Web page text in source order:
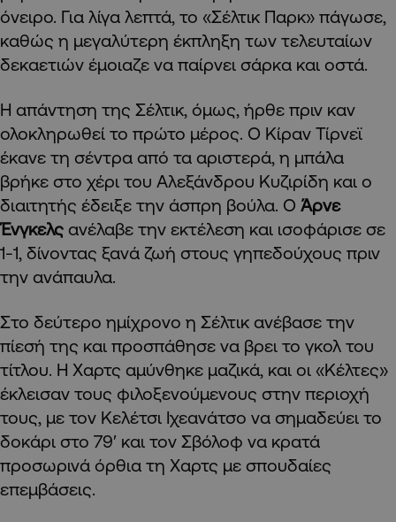
όνειρο. Για λίγα λεπτά, το «Σέλτικ Παρκ» πάγωσε,
καθώς η μεγαλύτερη έκπληξη των τελευταίων
δεκαετιών έμοιαζε να παίρνει σάρκα και οστά.
Η απάντηση της Σέλτικ, όμως, ήρθε πριν καν
ολοκληρωθεί το πρώτο μέρος. Ο Κίραν Τίρνεϊ
έκανε τη σέντρα από τα αριστερά, η μπάλα
βρήκε στο χέρι του Αλεξάνδρου Κυζιρίδη και ο
διαιτητής έδειξε την άσπρη βούλα. Ο Άρνε
Ένγκελς ανέλαβε την εκτέλεση και ισοφάρισε σε
1-1, δίνοντας ξανά ζωή στους γηπεδούχους πριν
την ανάπαυλα.
Στο δεύτερο ημίχρονο η Σέλτικ ανέβασε την
πίεσή της και προσπάθησε να βρει το γκολ του
τίτλου. Η Χαρτς αμύνθηκε μαζικά, και οι «Κέλτες»
έκλεισαν τους φιλοξενούμενους στην περιοχή
τους, με τον Κελέτσι Ιχεανάτσο να σημαδεύει το
δοκάρι στο 79′ και τον Σβόλοφ να κρατά
προσωρινά όρθια τη Χαρτς με σπουδαίες
επεμβάσεις.